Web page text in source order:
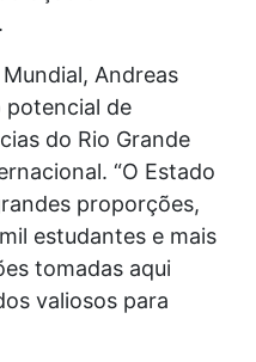
Andreas
potencial de
do Rio Grande
“O Estado
proporções,
estudantes e mais
tomadas aqui
valiosos para